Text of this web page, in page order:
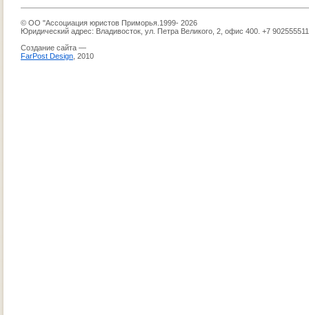
© ОО "Ассоциация юристов Приморья.1999- 2026
Юридический адрес: Владивосток, ул. Петра Великого, 2, офис 400. +7
Создание сайта —
FarPost Design , 2010